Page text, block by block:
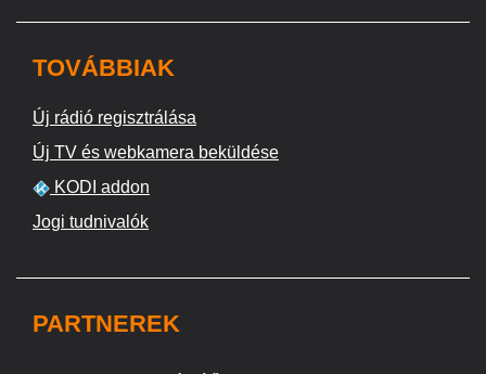
TOVÁBBIAK
Új rádió regisztrálása
Új TV és webkamera beküldése
KODI addon
Jogi tudnivalók
PARTNEREK